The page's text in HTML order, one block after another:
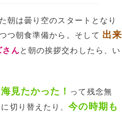
朝は曇り空のスタートとなり
つ朝食準備から。そして 出来
さんと朝の挨拶交わしたら、い
見たかった！ って残念無
切り替えたり、今の時期も